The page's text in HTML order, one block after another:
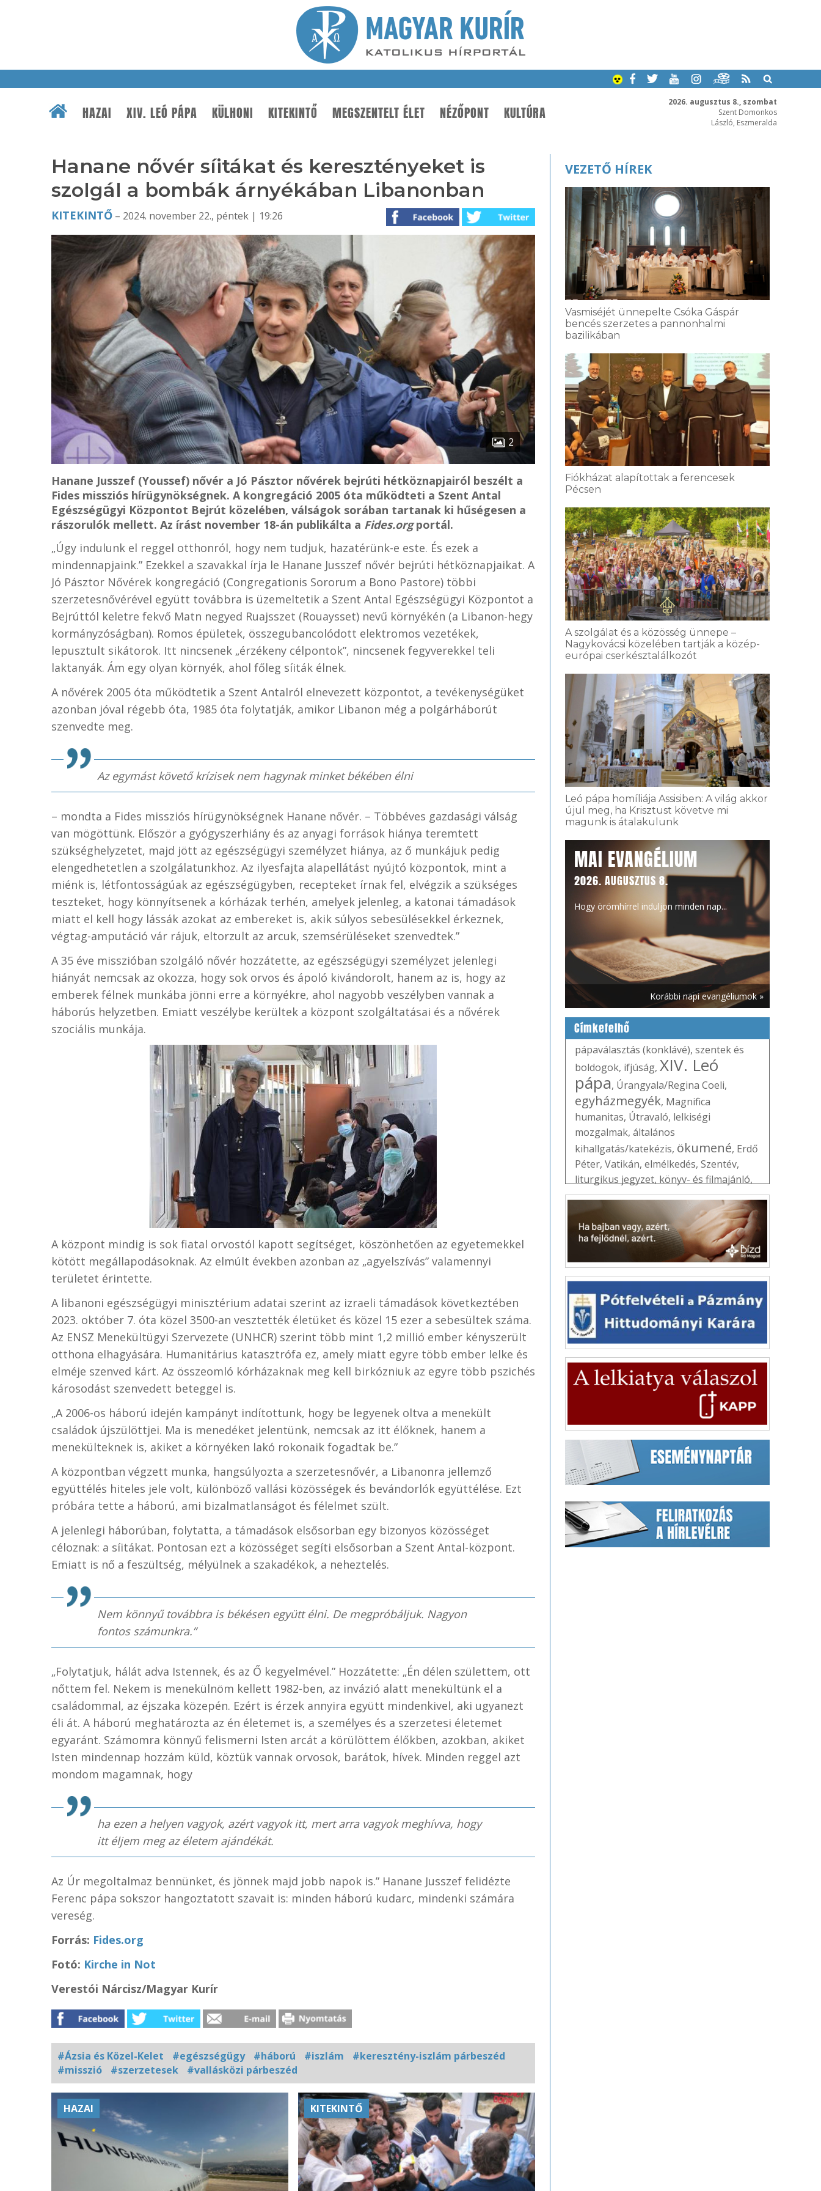
2026. augusztus 8., szombat
Szent Domonkos
László, Eszmeralda
HAZAI XIV. LEÓ PÁPA KÜLHONI KITEKINTŐ MEGSZENTELT ÉLET NÉZŐPONT KULTÚRA
Hanane nővér síitákat és keresztényeket is
szolgál a bombák árnyékában Libanonban
KITEKINTŐ – 2024. november 22., péntek | 19:26
2
Hanane Jusszef (Youssef) nővér a Jó Pásztor nővérek bejrúti hétköznapjairól beszélt a
Fides missziós hírügynökségnek. A kongregáció 2005 óta működteti a Szent Antal
Egészségügyi Központot Bejrút közelében, válságok sorában tartanak ki hűségesen a
rászorulók mellett. Az írást november 18-án publikálta a Fides.orgportál.
„Úgy indulunk el reggel otthonról, hogy nem tudjuk, hazatérünk-e este. És ezek a
mindennapjaink.” Ezekkel a szavakkal írja le Hanane Jusszef nővér bejrúti hétköznapjaikat. A
Jó Pásztor Nővérek kongregáció (Congregationis Sororum a Bono Pastore) többi
szerzetesnővérével együtt továbbra is üzemeltetik a Szent Antal Egészségügyi Központot a
Bejrúttól keletre fekvő Matn negyed Ruajsszet (Rouaysset) nevű környékén (a Libanon-hegy
kormányzóságban). Romos épületek, összegubancolódott elektromos vezetékek,
lepusztult sikátorok. Itt nincsenek „érzékeny célpontok”, nincsenek fegyverekkel teli
laktanyák. Ám egy olyan környék, ahol főleg síiták élnek.
A nővérek 2005 óta működtetik a Szent Antalról elnevezett központot, a tevékenységüket
azonban jóval régebb óta, 1985 óta folytatják, amikor Libanon még a polgárháborút
szenvedte meg.
Az egymást követő krízisek nem hagynak minket békében élni
– mondta a Fides missziós hírügynökségnek Hanane nővér. – Többéves gazdasági válság
van mögöttünk. Először a gyógyszerhiány és az anyagi források hiánya teremtett
szükséghelyzetet, majd jött az egészségügyi személyzet hiánya, az ő munkájuk pedig
elengedhetetlen a szolgálatunkhoz. Az ilyesfajta alapellátást nyújtó központok, mint a
miénk is, létfontosságúak az egészségügyben, recepteket írnak fel, elvégzik a szükséges
teszteket, hogy könnyítsenek a kórházak terhén, amelyek jelenleg, a katonai támadások
miatt el kell hogy lássák azokat az embereket is, akik súlyos sebesülésekkel érkeznek,
végtag-amputáció vár rájuk, eltorzult az arcuk, szemsérüléseket szenvedtek.”
A 35 éve misszióban szolgáló nővér hozzátette, az egészségügyi személyzet jelenlegi
hiányát nemcsak az okozza, hogy sok orvos és ápoló kivándorolt, hanem az is, hogy az
emberek félnek munkába jönni erre a környékre, ahol nagyobb veszélyben vannak a
háborús helyzetben. Emiatt veszélybe kerültek a központ szolgáltatásai és a nővérek
szociális munkája.
A központ mindig is sok fiatal orvostól kapott segítséget, köszönhetően az egyetemekkel
kötött megállapodásoknak. Az elmúlt években azonban az „agyelszívás” valamennyi
területet érintette.
A libanoni egészségügyi minisztérium adatai szerint az izraeli támadások következtében
2023. október 7. óta közel 3500-an vesztették életüket és közel 15 ezer a sebesültek száma.
Az ENSZ Menekültügyi Szervezete (UNHCR) szerint több mint 1,2 millió ember kényszerült
otthona elhagyására. Humanitárius katasztrófa ez, amely miatt egyre több ember lelke és
elméje szenved kárt. Az összeomló kórházaknak meg kell birkózniuk az egyre több pszichés
károsodást szenvedett beteggel is.
„A 2006-os háború idején kampányt indítottunk, hogy be legyenek oltva a menekült
családok újszülöttjei. Ma is menedéket jelentünk, nemcsak az itt élőknek, hanem a
menekülteknek is, akiket a környéken lakó rokonaik fogadtak be.”
A központban végzett munka, hangsúlyozta a szerzetesnővér, a Libanonra jellemző
együttélés hiteles jele volt, különböző vallási közösségek és bevándorlók együttélése. Ezt
próbára tette a háború, ami bizalmatlanságot és félelmet szült.
A jelenlegi háborúban, folytatta, a támadások elsősorban egy bizonyos közösséget
céloznak: a síitákat. Pontosan ezt a közösséget segíti elsősorban a Szent Antal-központ.
Emiatt is nő a feszültség, mélyülnek a szakadékok, a neheztelés.
Nem könnyű továbbra is békésen együtt élni. De megpróbáljuk. Nagyon
fontos számunkra.”
„Folytatjuk, hálát adva Istennek, és az Ő kegyelmével.” Hozzátette: „Én délen születtem, ott
nőttem fel. Nekem is menekülnöm kellett 1982-ben, az invázió alatt menekültünk el a
családommal, az éjszaka közepén. Ezért is érzek annyira együtt mindenkivel, aki ugyanezt
éli át. A háború meghatározta az én életemet is, a személyes és a szerzetesi életemet
egyaránt. Számomra könnyű felismerni Isten arcát a körülöttem élőkben, azokban, akiket
Isten mindennap hozzám küld, köztük vannak orvosok, barátok, hívek. Minden reggel azt
mondom magamnak, hogy
ha ezen a helyen vagyok, azért vagyok itt, mert arra vagyok meghívva, hogy
itt éljem meg az életem ajándékát.
Az Úr megoltalmaz bennünket, és jönnek majd jobb napok is.” Hanane Jusszef felidézte
Ferenc pápa sokszor hangoztatott szavait is: minden háború kudarc, mindenki számára
vereség.
Forrás: Fides.org
Fotó: Kirche in Not
Verestói Nárcisz/Magyar Kurír
#Ázsia és Közel-Kelet #egészségügy #háború #iszlám
#keresztény-iszlám párbeszéd
#misszió
#szerzetesek #vallásközi párbeszéd
Kapcsolódó
fotógaléria
HAZAI KITEKINTŐ
VEZETŐ HÍREK
Vasmiséjét ünnepelte Csóka Gáspár
bencés szerzetes a pannonhalmi
bazilikában
Fiókházat alapítottak a ferencesek
Pécsen
A szolgálat és a közösség ünnepe –
Nagykovácsi közelében tartják a közép-
európai cserkésztalálkozót
Leó pápa homíliája Assisiben: A világ akkor
újul meg, ha Krisztust követve mi
magunk is átalakulunk
MAI EVANGÉLIUM
2026. AUGUSZTUS 8.
Hogy örömhírrel induljon minden nap...
Korábbi napi evangéliumok »
Címkefelhő
pápaválasztás (konklávé), szentek és
boldogok, ifjúság, XIV. Leó
pápa, Úrangyala/Regina Coeli,
egyházmegyék, Magnifica
humanitas, Útravaló, lelkiségi
mozgalmak, általános
kihallgatás/katekézis, ökumené, Erdő
Péter, Vatikán, elmélkedés, Szentév,
liturgikus jegyzet, könyv- és filmajánló,
család